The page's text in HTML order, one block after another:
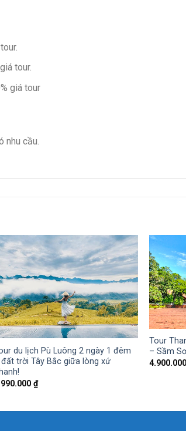
tour.
giá tour
nhu cầu.
du lịch Pù Luông 2 ngày 1 đêm
trời Tây Bắc giữa lòng xứ
₫
Tour
– Sầm